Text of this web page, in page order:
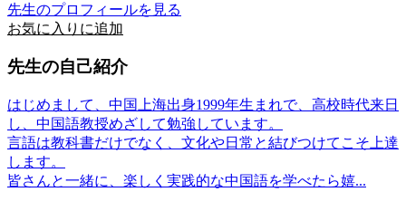
先生のプロフィールを見る
お気に入りに追加
先生の自己紹介
はじめまして、中国上海出身1999年生まれで、高校時代来日
し、中国語教授めざして勉強しています。
言語は教科書だけでなく、文化や日常と結びつけてこそ上達
します。
皆さんと一緒に、楽しく実践的な中国語を学べたら嬉...